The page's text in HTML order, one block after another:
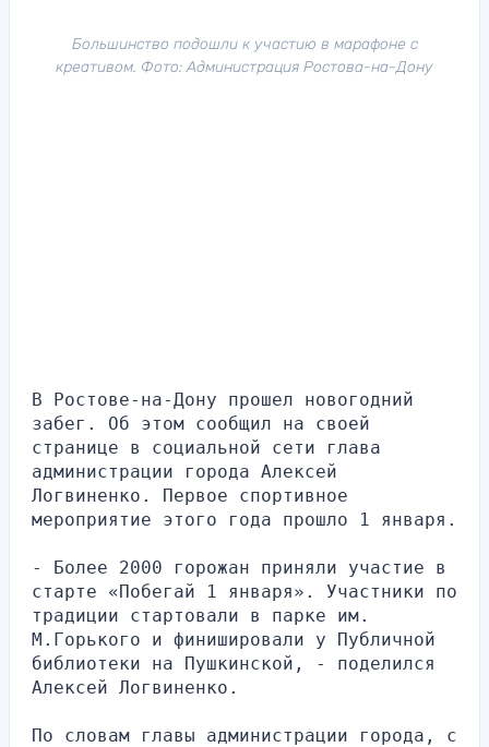
Большинство подошли к участию в марафоне с
креативом. Фото: Администрация Ростова-на-Дону
В Ростове-на-Дону прошел новогодний
забег. Об этом сообщил на своей
странице в социальной сети глава
администрации города Алексей
Логвиненко. Первое спортивное
мероприятие этого года прошло 1 января.
- Более 2000 горожан приняли участие в
старте «Побегай 1 января». Участники по
традиции стартовали в парке им.
М.Горького и финишировали у Публичной
библиотеки на Пушкинской, - поделился
Алексей Логвиненко.
По словам главы администрации города, с